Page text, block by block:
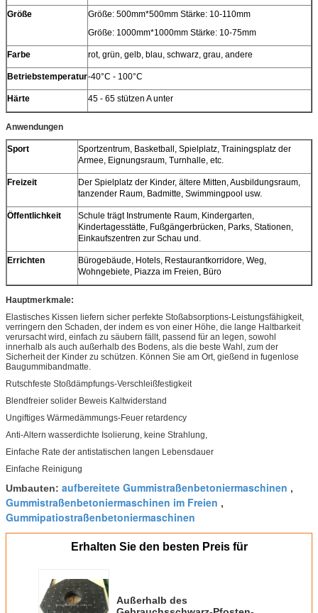
Größe
Größe: 500mm*500mm Stärke: 10-110mm
Größe: 1000mm*1000mm Stärke: 10-75mm
Farbe rot, grün, gelb, blau, schwarz, grau, andere
Betriebstemperatur-40°C - 100°C
Härte 45 - 65 stützen A unter
Anwendungen
Sport
Sportzentrum, Basketball, Spielplatz, Trainingsplatz der
Armee, Eignungsraum, Turnhalle, etc.
Freizeit
Der Spielplatz der Kinder, ältere Mitten, Ausbildungsraum,
tanzender Raum, Badmitte, Swimmingpool usw.
Öffentlichkeit
Schule trägt Instrumente Raum, Kindergarten,
Kindertagesstätte, Fußgängerbrücken, Parks, Stationen,
Einkaufszentren zur Schau und.
Errichten
Bürogebäude, Hotels, Restaurantkorridore, Weg,
Wohngebiete, Piazza im Freien, Büro
Hauptmerkmale:
Elastisches Kissen liefern sicher perfekte Stoßabsorptions-Leistungsfähigkeit,
verringern den Schaden, der indem es von einer Höhe, die lange Haltbarkeit
verursacht wird, einfach zu säubern fällt, passend für an legen, sowohl
innerhalb als auch außerhalb des Bodens, als die beste Wahl, zum der
Sicherheit der Kinder zu schützen. Können Sie am Ort, gießend in fugenlose
Baugummibandmatte.
Rutschfeste Stoßdämpfungs-Verschleißfestigkeit
Blendfreier solider Beweis Kaltwiderstand
Ungiftiges Wärmedämmungs-Feuer retardency
Anti-Altern wasserdichte Isolierung, keine Strahlung,
Einfache Rate der antistatischen langen Lebensdauer
Einfache Reinigung
Umbauten: aufbereitete Gummistraßenbetoniermaschinen ,
Gummistraßenbetoniermaschinen im Freien ,
Gummipatiostraßenbetoniermaschinen
Erhalten Sie den besten Preis für
Außerhalb des